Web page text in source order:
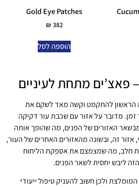
Gold Eye Patches
₪ 382
הוספה לסל
פאצ’ים מתחת לעיניים
הראשון להתקמט וקשה מאד לשקם את
זמן. מדובר על אזור עם שכבת עור דקיקה
האזורים של הפנים, מה שהופך אותה
אזור זה, ובשונה מהאזורים האחרים של העור,
חלב, מה שמצמצם את אספקת הליחוח
ליבש יחסית לשאר הפנים.
ולכן חשוב להעניק טיפול ייעודי